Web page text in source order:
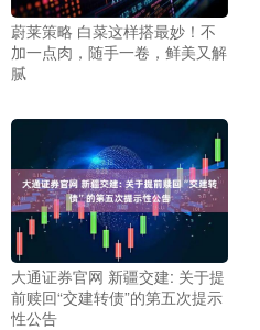
蔚莱策略 白菜这样搭最妙！不
加一点肉，随手一卷，鲜美又解
腻
大通证券官网 新疆交建: 关于提
前赎回“交建转债”的第五次提示
性公告